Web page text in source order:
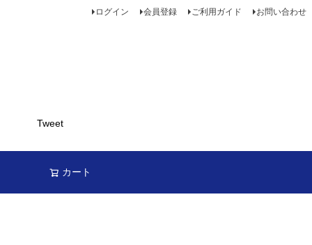
ログイン 会員登録 ご利用ガイド お問い合わせ
Tweet
カート